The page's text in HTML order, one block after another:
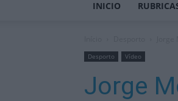
INICIO
Desporto Vídeo
Jorge